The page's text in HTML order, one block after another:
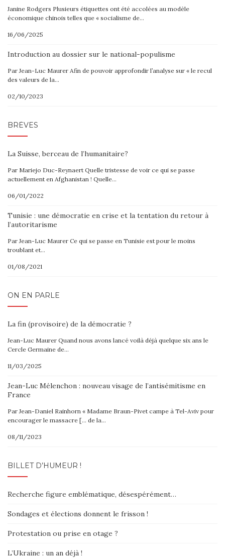
Janine Rodgers Plusieurs étiquettes ont été accolées au modèle
économique chinois telles que « socialisme de…
16/06/2025
Introduction au dossier sur le national-populisme
Par Jean-Luc Maurer Afin de pouvoir approfondir l’analyse sur « le recul
des valeurs de la…
02/10/2023
BRÈVES
La Suisse, berceau de l’humanitaire?
Par Mariejo Duc-Reynaert Quelle tristesse de voir ce qui se passe
actuellement en Afghanistan ! Quelle…
06/01/2022
Tunisie : une démocratie en crise et la tentation du retour à
l’autoritarisme
Par Jean-Luc Maurer Ce qui se passe en Tunisie est pour le moins
troublant et…
01/08/2021
ON EN PARLE
La fin (provisoire) de la démocratie ?
Jean-Luc Maurer Quand nous avons lancé voilà déjà quelque six ans le
Cercle Germaine de…
11/03/2025
Jean-Luc Mélenchon : nouveau visage de l’antisémitisme en
France
Par Jean-Daniel Rainhorn « Madame Braun-Pivet campe à Tel-Aviv pour
encourager le massacre [… de la…
08/11/2023
BILLET D’HUMEUR !
Recherche figure emblématique, désespérément…
Sondages et élections donnent le frisson !
Protestation ou prise en otage ?
L’Ukraine : un an déjà !